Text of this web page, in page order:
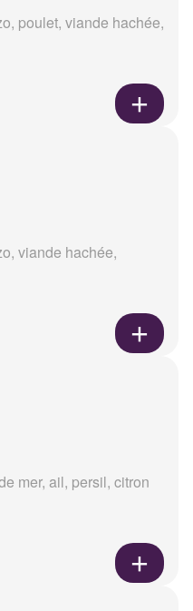
poulet, viande hachée,
viande hachée,
mer, ail, persil, citron